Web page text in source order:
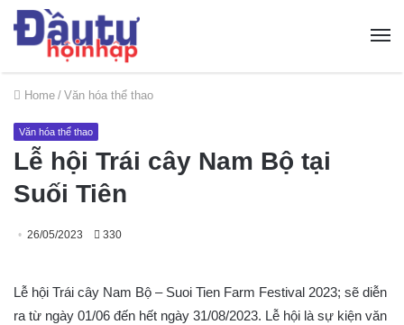
Home / Văn hóa thể thao
Văn hóa thể thao
Lễ hội Trái cây Nam Bộ tại
Suối Tiên
26/05/2023 330
Lễ hội Trái cây Nam Bộ – Suoi Tien Farm Festival 2023; sẽ diễn
ra từ ngày 01/06 đến hết ngày 31/08/2023. Lễ hội là sự kiện văn